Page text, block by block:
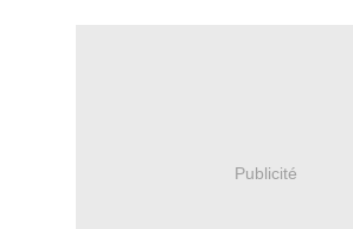
Publicité